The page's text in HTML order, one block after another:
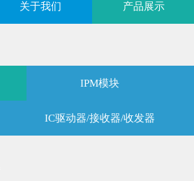
关于我们 产品展示
IPM模块
IC驱动器/接收器/收发器